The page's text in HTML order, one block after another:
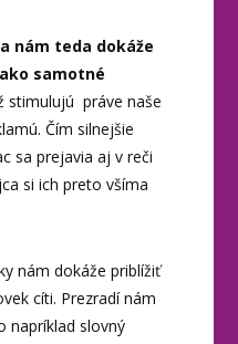
nám teda dokáže
samotné
stimulujú práve naše
Čím silnejšie
sa prejavia aj v reči
si ich preto všíma
nám dokáže priblížiť
cíti. Prezradí nám
napríklad slovný